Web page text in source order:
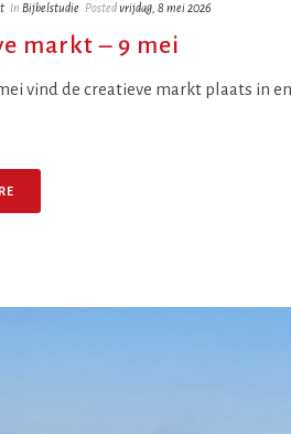
In Bijbelstudie Posted vrijdag, 8 mei 2026
markt – 9 mei
vind de creatieve markt plaats in